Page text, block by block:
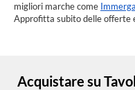
migliori marche come
Approfitta subito delle offerte
Acquistare su